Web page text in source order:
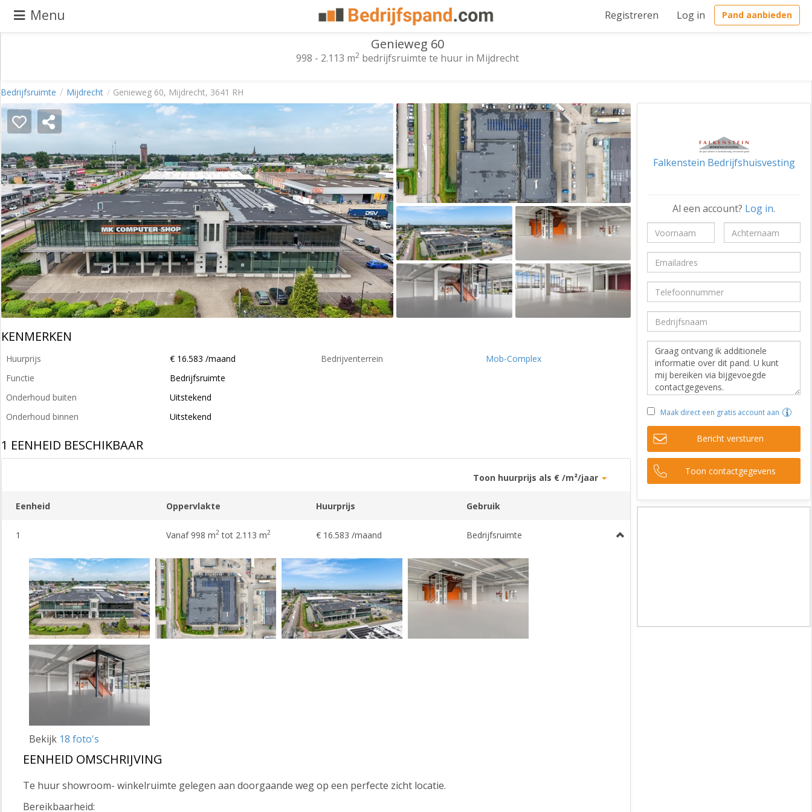
Menu Registreren Log in Pand aanbieden
aanbieden
Pand
zoeken
Waarom
adverteren
Premium
adverteren
Blog
Registreren
Login
Bedrijfsruimte Mijdrecht Genieweg 60, Mijdrecht, 3641 RH
Genieweg 60
998 - 2.113 m2bedrijfsruimte te huur in Mijdrecht
KENMERKEN
Huurprijs
€ 16.583 /maand
Functie
Bedrijfsruimte
Onderhoud buiten
Uitstekend
Onderhoud binnen
Uitstekend
Bedrijventerrein Mob-Complex
1 EENHEID BESCHIKBAAR
Toon huurprijs als € /m²/jaar
Eenheid Oppervlakte Huurprijs Gebruik
1 Vanaf 998 m2tot 2.113 m2 € 16.583 /maand Bedrijfsruimte
Bekijk 18 foto's
EENHEID OMSCHRIJVING
Te huur showroom- winkelruimte gelegen aan doorgaande weg op een perfecte zicht locatie.
Bereikbaarheid:
Falkenstein Bedrijfshuisvesting
Al een account? Log in.
Maak direct een gratis account aan
Bericht versturen
Toon contactgegevens